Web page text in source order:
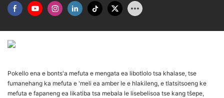
Pokello ena e bonts'a mefuta e mengata ea libotlolo tsa khalase, tse
fumanehang ka mefuta e 'meli ea amber le e hlakileng, e tlatsitsoeng ke
mefuta e fapaneng ea likatiba tsa mebala le lisebelisoa tse kang tšepe,